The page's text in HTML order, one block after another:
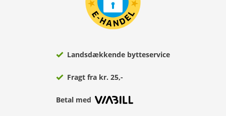
Landsdækkende bytteservice
Fragt fra kr. 25,-
Betal med